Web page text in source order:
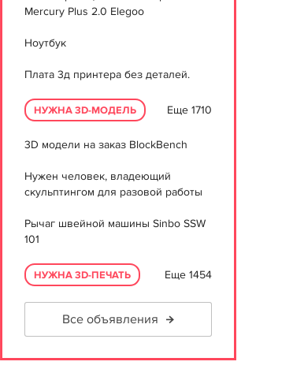
Mercury Plus 2.0 Elegoo
Ноутбук
Плата 3д принтера без деталей.
НУЖНА 3D-МОДЕЛЬ Еще 1710
3D модели на заказ BlockBench
Нужен человек, владеющий
скульптингом для разовой работы
Рычаг швейной машины Sinbo SSW
101
НУЖНА 3D-ПЕЧАТЬ Еще 1454
Все объявления